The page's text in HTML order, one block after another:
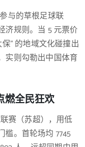
与的草根足球联
济规则。当 5 元票价
" 的地域文化碰撞出
实则勾勒出中国体育
燃全民狂欢
赛（苏超），用低
。首轮场均 7745